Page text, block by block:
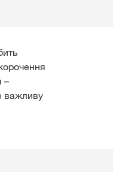
–
важливу